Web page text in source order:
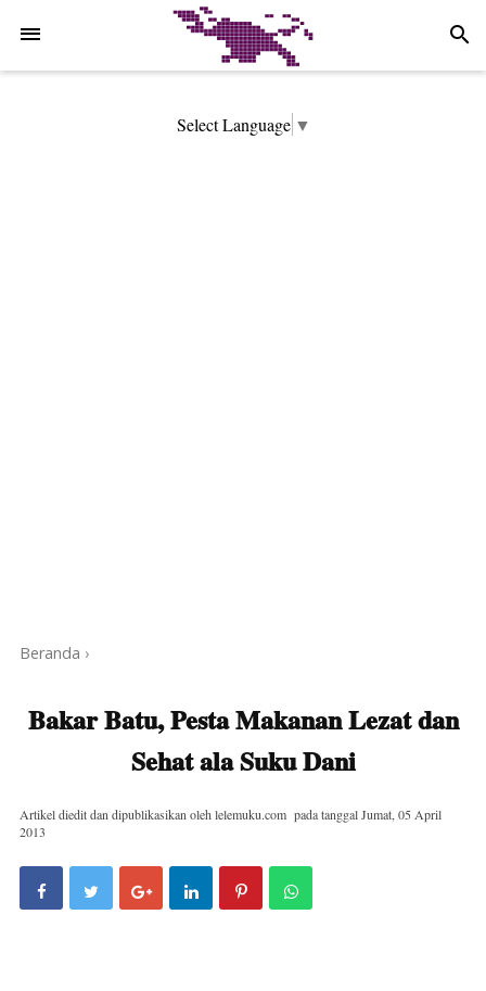
search
Select Language ▼
Beranda ›
Bakar Batu, Pesta Makanan Lezat dan
Sehat ala Suku Dani
Artikel diedit dan dipublikasikan oleh lelemuku.com pada tanggalJumat, 05 April
2013